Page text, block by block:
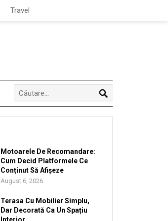
Travel
Motoarele De Recomandare:
Cum Decid Platformele Ce
Conținut Să Afișeze
August 6, 2026
Terasa Cu Mobilier Simplu,
Dar Decorată Ca Un Spațiu